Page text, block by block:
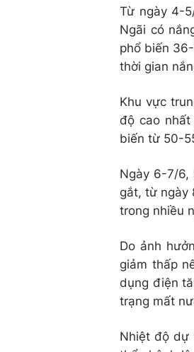
Từ ngày 4-
Ngãi có
phổ biến
thời gian
Khu vực
độ cao
biến từ 50-
Ngày 6-7/6,
gắt, từ ngày
trong nhiều
Do ảnh
giảm thấp
dụng điện
trạng mất
Nhiệt độ dự